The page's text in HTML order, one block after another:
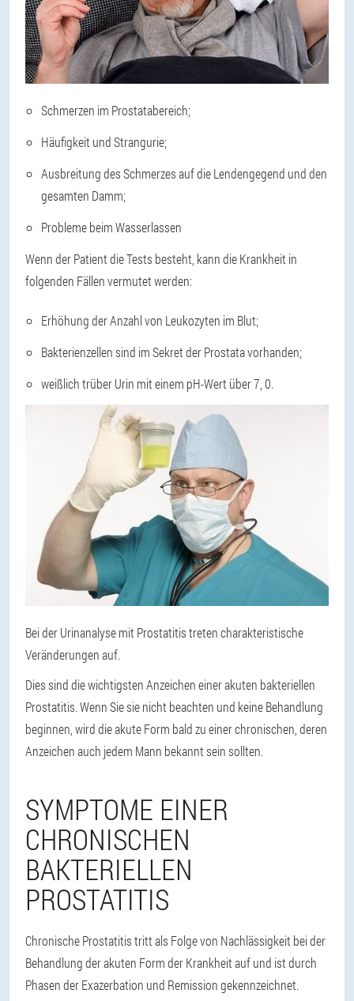
Schmerzen im Prostatabereich;
Häufigkeit und Strangurie;
Ausbreitung des Schmerzes auf die Lendengegend und den
gesamten Damm;
Probleme beim Wasserlassen
Wenn der Patient die Tests besteht, kann die Krankheit in
folgenden Fällen vermutet werden:
Erhöhung der Anzahl von Leukozyten im Blut;
Bakterienzellen sind im Sekret der Prostata vorhanden;
weißlich trüber Urin mit einem pH-Wert über 7, 0.
Bei der Urinanalyse mit Prostatitis treten charakteristische
Veränderungen auf.
Dies sind die wichtigsten Anzeichen einer akuten bakteriellen
Prostatitis. Wenn Sie sie nicht beachten und keine Behandlung
beginnen, wird die akute Form bald zu einer chronischen, deren
Anzeichen auch jedem Mann bekannt sein sollten.
SYMPTOME EINER
CHRONISCHEN
BAKTERIELLEN
PROSTATITIS
Chronische Prostatitis tritt als Folge von Nachlässigkeit bei der
Behandlung der akuten Form der Krankheit auf und ist durch
Phasen der Exazerbation und Remission gekennzeichnet.